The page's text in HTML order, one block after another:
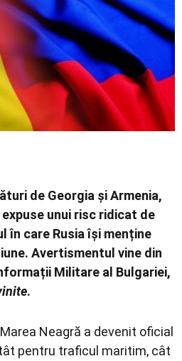
de Georgia și Armenia,
unui risc ridicat de
în care Rusia își menține
Avertismentul vine din
Militare al Bulgariei,
.
Neagră a devenit oficial
pentru traficul maritim, cât